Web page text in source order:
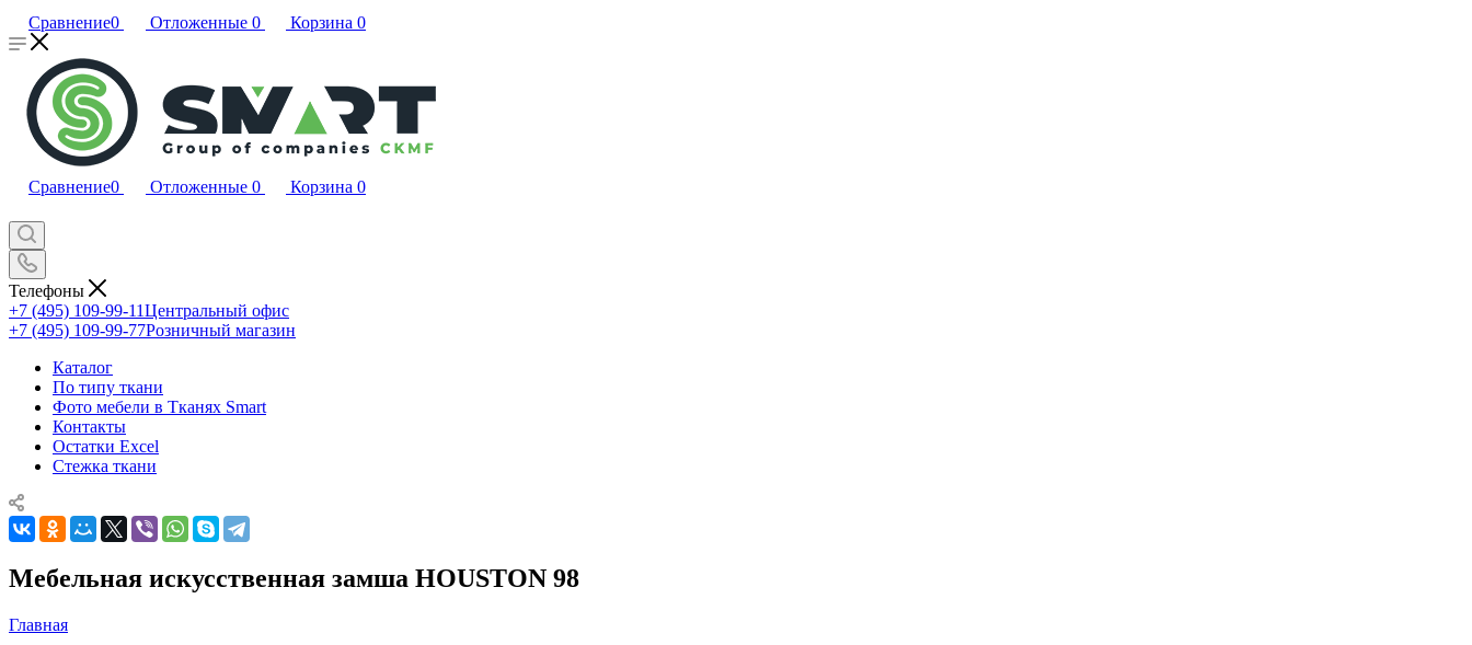
Сравнение0 Отложенные 0 Корзина 0
Сравнение0 Отложенные 0 Корзина 0
Телефоны
+7 (495) 109-99-11Центральный офис
+7 (495) 109-99-77Розничный магазин
Каталог
По типу ткани
Фото мебели в Тканях Smart
Контакты
Остатки Excel
Стежка ткани
Мебельная искусственная замша HOUSTON 98
Главная